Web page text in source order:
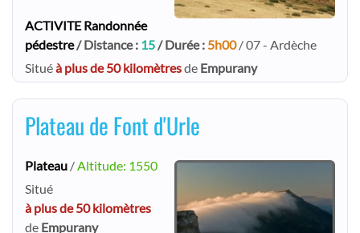
ACTIVITE Randonnée
pédestre/ Distance : 15/ Durée : 5h00/ 07 - Ardèche
Situéà plus de 50 kilomètresde Empurany
Plateau de Font d'Urle
Plateau /Altitude: 1550
Situé
à plus de 50 kilomètres
de Empurany